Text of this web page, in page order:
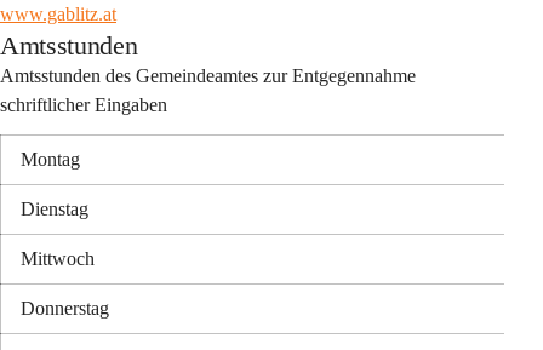
www.gablitz.at
Amtsstunden
Amtsstunden des Gemeindeamtes zur Entgegennahme
schriftlicher Eingaben
Montag
Dienstag
Mittwoch
Donnerstag